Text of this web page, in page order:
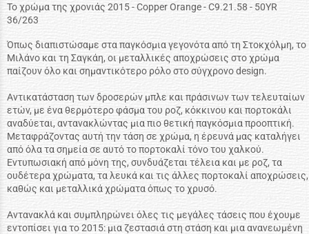
Το χρώμα της χρονιάς 2015 - Copper Orange - C9.21.58 - 50YR
36/263
Όπως διαπιστώσαμε στα παγκόσμια γεγονότα από τη Στοκχόλμη, το
Μιλάνο και τη Σαγκάη,οι μεταλλικές αποχρώσεις στοχρώμα
παίζουνόλο και σημαντικότερο ρόλο στοσύγχρονο design.
Αντικατάσταση τωνδροσερών μπλε και πράσινωντων τελευταίων
ετών, με έναθερμότεροφάσμα του ροζ, κόκκινου και πορτοκάλι
αναδύεται, αντανακλώντας μια πιο θετική παγκόσμια προοπτική.
Μεταφράζοντας αυτή την τάση σε χρώμα, η έρευνά μας καταλήγει
απόόλα τα σημεία σε αυτό τοπορτοκαλί τόνοτου χαλκού.
Εντυπωσιακή από μόνη της, συνδυάζεται τέλεια και με ροζ, τα
ουδέτερα χρώματα, τα λευκά και τις άλλες πορτοκαλί αποχρώσεις,
καθώς και μεταλλικά χρώματα όπως το χρυσό.
Αντανακλά και συμπληρώνει όλες τις μεγάλες τάσεις που έχουμε
εντοπίσει για το 2015: μια ζεστασιάστη στάση και μιαανανεωμένη